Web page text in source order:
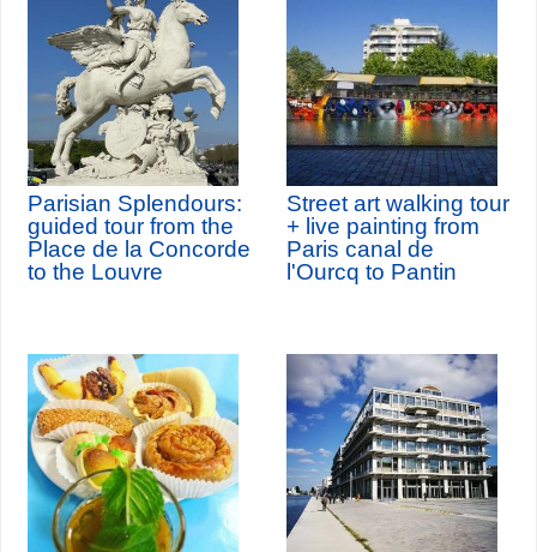
Parisian Splendours:
guided tour from the
Place de la Concorde
to the Louvre
Street art walking tour
+ live painting from
Paris canal de
l'Ourcq to Pantin